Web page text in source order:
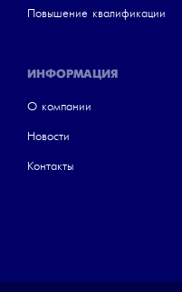
Повышение квалификации
ИНФОРМАЦИЯ
О компании
Новости
Контакты